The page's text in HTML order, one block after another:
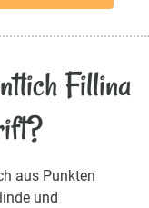
Fillina
aus Punkten
und